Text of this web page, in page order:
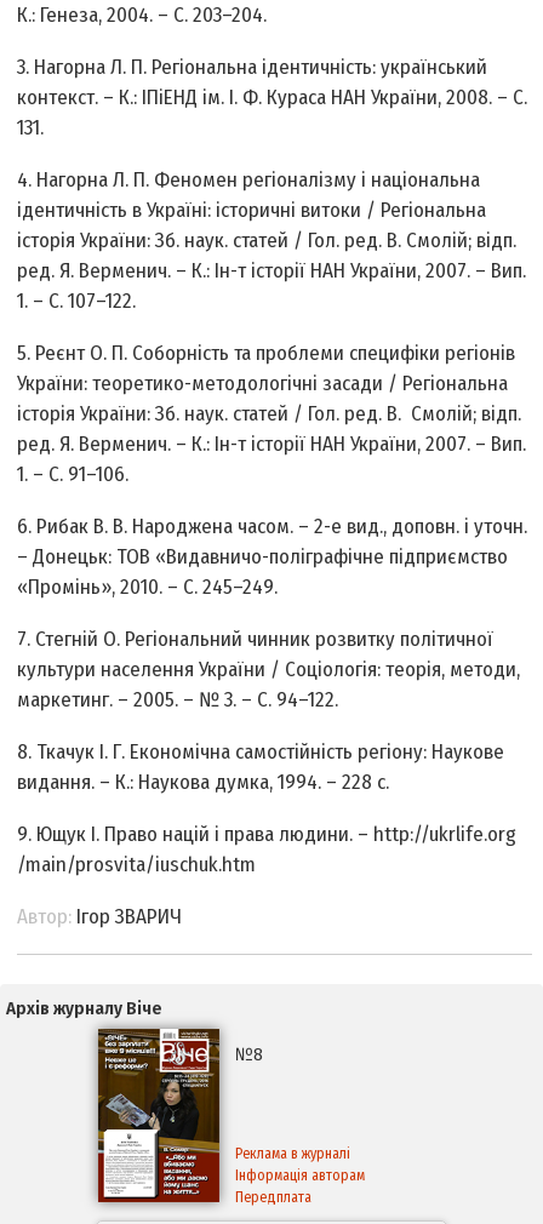
К.: Генеза, 2004. – С. 203–204.
3. Нагорна Л. П. Регіональна ідентичність: український
контекст. – К.: ІПіЕНД ім. І. Ф. Кураса НАН України, 2008. – С.
131.
4. Нагорна Л. П. Феномен регіоналізму і національна
ідентичність в Україні: історичні витоки / Регіональна
історія України: Зб. наук. статей / Гол. ред. В. Смолій; відп.
ред. Я. Верменич. – К.: Ін-т історії НАН України, 2007. – Вип.
1. – С. 107–122.
5. Реєнт О. П. Соборність та проблеми специфіки регіонів
України: теоретико-методологічні засади / Регіональна
історія України: Зб. наук. статей / Гол. ред. В. Смолій; відп.
ред. Я. Верменич. – К.: Ін-т історії НАН України, 2007. – Вип.
1. – С. 91–106.
6. Рибак В. В. Народжена часом. – 2-е вид., доповн. і уточн.
– Донецьк: ТОВ «Видавничо-поліграфічне підприємство
«Промінь», 2010. – С. 245–249.
7. Стегній О. Регіональний чинник розвитку політичної
культури населення України / Соціологія: теорія, методи,
маркетинг. – 2005. – № 3. – С. 94–122.
8. Ткачук І. Г. Економічна самостійність регіону: Наукове
видання. – К.: Наукова думка, 1994. – 228 с.
9. Ющук І. Право націй і права людини. – http://ukrlife.org
/main/prosvita/iuschuk.htm
Автор: Ігор ЗВАРИЧ
Архів журналу Віче
№8
Реклама в журналі
Інформація авторам
Передплата